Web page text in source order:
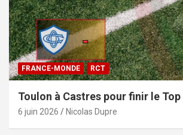
FRANCE-MONDE RCT
Toulon à Castres pour finir le Top
6 juin 2026 Nicolas Dupre